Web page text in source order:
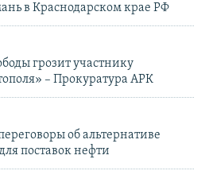
в Краснодарском крае РФ
грозит участнику
– Прокуратура АРК
об альтернативе
поставок нефти